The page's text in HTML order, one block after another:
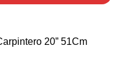
20” 51Cm